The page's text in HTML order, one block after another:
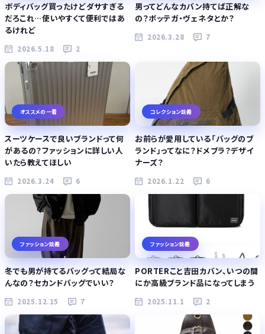
ボディバッグ買ったけどダサすぎる
だろこれ…使いやすくて便利ではあ
るけれど
2026.5.18 2
男ってどんなカバン持てば正解な
の？ボッテガ・ヴェネタとか？
2026.3.28 7
オススメの一着
スーツケースで良いブランドって何
があるの？ファッションに詳しい人
いたら教えてほしい
2026.3.24 6
コレクション談義
お前らが愛用している「バッグのブ
ランド」ってなに？ドメブラ？デザイ
ナーズ？
2026.1.22 6
ファッション談義
冬でも男が持てるバッグって結局な
んなの？セカンドバッグでいい？
2025.12.15 7
ファッション談義
PORTERこと吉田カバン、いつの間
にか高級ブランド品になってしまう
2025.11.1 2